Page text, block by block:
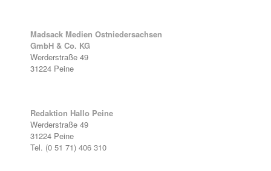
Madsack Medien Ostniedersachsen
GmbH & Co. KG
Werderstraße 49
31224 Peine
Redaktion Hallo Peine
Werderstraße 49
31224 Peine
Tel. (0 51 71) 406 310